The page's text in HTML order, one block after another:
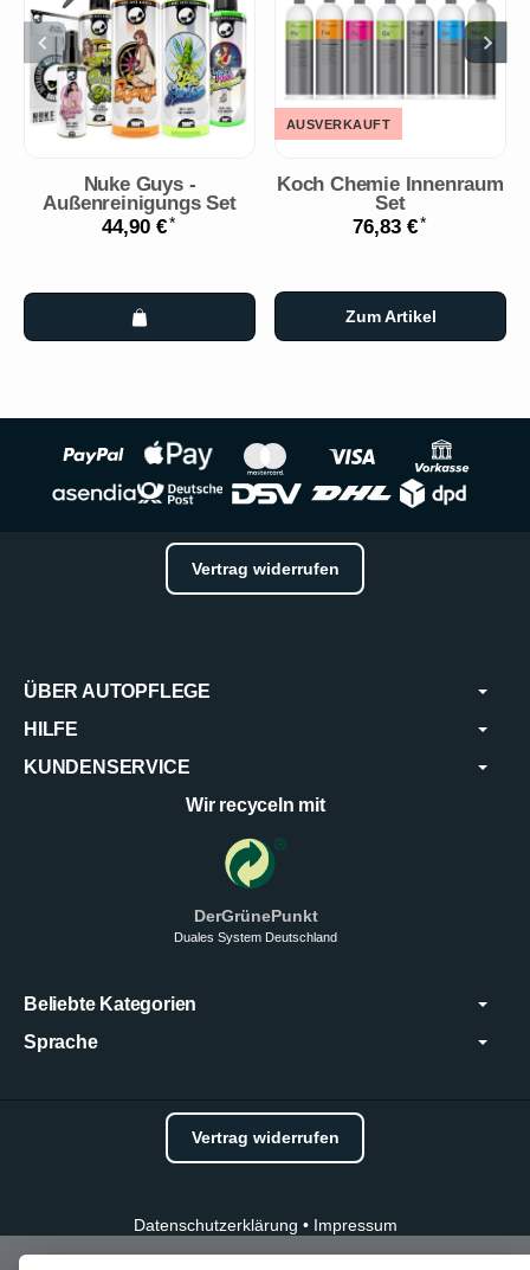
Nuke Guys -
Außenreinigungs Set
44,90 €*
AUSVERKAUFT
Koch Chemie Innenraum
Set
76,83 €*
Zum Artikel
Vertrag widerrufen
ÜBER AUTOPFLEGE
HILFE
KUNDENSERVICE
Wir recyceln mit
DerGrünePunkt
Duales System Deutschland
Beliebte Kategorien
Sprache
Vertrag widerrufen
Datenschutzerklärung • Impressum